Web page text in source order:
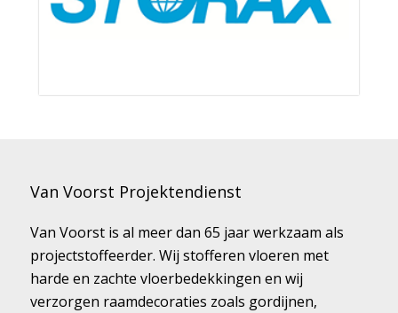
Van Voorst Projektendienst
Van Voorst is al meer dan 65 jaar werkzaam als
projectstoffeerder. Wij stofferen vloeren met
harde en zachte vloerbedekkingen en wij
verzorgen raamdecoraties zoals gordijnen,